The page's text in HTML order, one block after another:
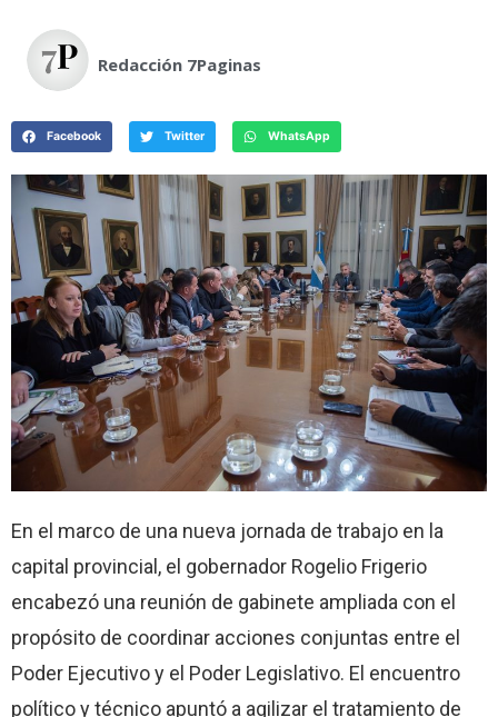
Redacción 7Paginas
Facebook Twitter WhatsApp
En el marco de una nueva jornada de trabajo en la
capital provincial, el gobernador Rogelio Frigerio
encabezó una reunión de gabinete ampliada con el
propósito de coordinar acciones conjuntas entre el
Poder Ejecutivo y el Poder Legislativo. El encuentro
político y técnico apuntó a agilizar el tratamiento de